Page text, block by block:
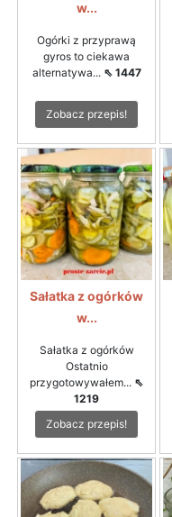
w...
Ogórki z przyprawą
gyros to ciekawa
alternatywa... ⇖ 1447
Zobacz przepis!
Sałatka z ogórków
w...
Sałatka z ogórków
Ostatnio
przygotowywałem... ⇖
1219
Zobacz przepis!